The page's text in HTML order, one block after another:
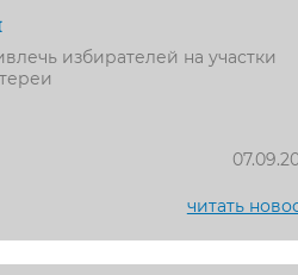
избирателей на участки
читать